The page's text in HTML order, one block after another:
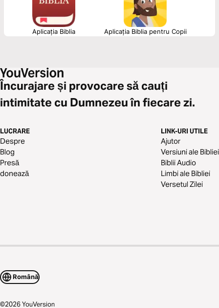
Aplicația Biblia Aplicația Biblia pentru Copii
Încurajare și provocare să cauți
intimitate cu Dumnezeu în fiecare zi.
LUCRARE
Despre
Blog
Presă
donează
LINK-URI UTILE
Ajutor
Versiuni ale Bibliei
Biblii Audio
Limbi ale Bibliei
Versetul Zilei
Română
©2026YouVersion